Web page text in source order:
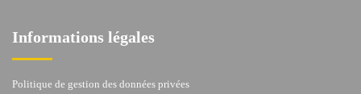
Informations légales
Politique de gestion des données privées